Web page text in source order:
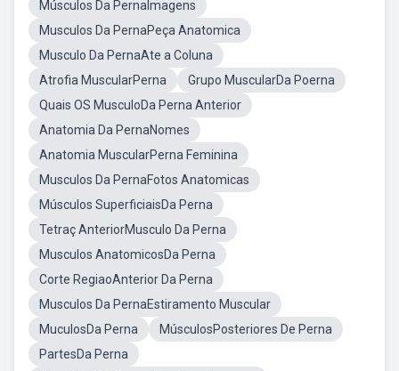
Músculos Da PernaImagens
Musculos Da PernaPeça Anatomica
Musculo Da PernaAte a Coluna
Atrofia MuscularPerna
Grupo MuscularDa Poerna
Quais OS MusculoDa Perna Anterior
Anatomia Da PernaNomes
Anatomia MuscularPerna Feminina
Musculos Da PernaFotos Anatomicas
Músculos SuperficiaisDa Perna
Tetraç AnteriorMusculo Da Perna
Musculos AnatomicosDa Perna
Corte RegiaoAnterior Da Perna
Musculos Da PernaEstiramento Muscular
MuculosDa Perna
MúsculosPosteriores De Perna
PartesDa Perna